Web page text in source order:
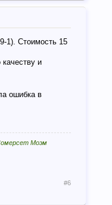
1). Стоимость 15
и
ошибка в
Моэм
#6